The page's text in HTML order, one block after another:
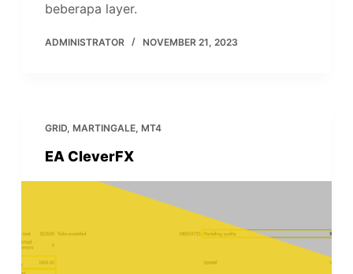
beberapa layer.
ADMINISTRATOR NOVEMBER 21, 2023
GRID, MARTINGALE, MT4
EA CleverFX